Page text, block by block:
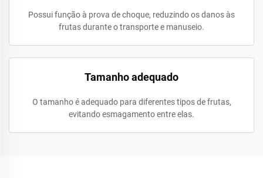
Possui função à prova de choque, reduzindo os danos às
frutas durante o transporte e manuseio.
Tamanho adequado
O tamanho é adequado para diferentes tipos de frutas,
evitando esmagamento entre elas.